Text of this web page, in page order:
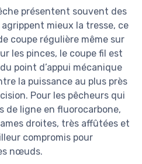
présentent souvent des
mieux la tresse, ce
coupe régulière même sur
les pinces, le coupe fil est
point d’appui mécanique
la puissance au plus près
Pour les pêcheurs qui
de ligne en fluorocarbone,
droites, très affûtées et
compromis pour
nœuds.